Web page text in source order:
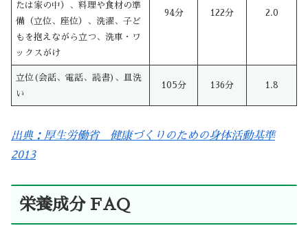
たは家の中）、料理や食材の準
備（立位、座位）、洗濯、子ど
もを抱えながら立つ、洗車・ワ
ックスがけ
94分 122分 2.0
立位(会話、電話、読書)、皿洗
い
105分 136分 1.8
出典：厚生労働省 健康づくりのための身体活動基準
2013
栄養成分 FAQ